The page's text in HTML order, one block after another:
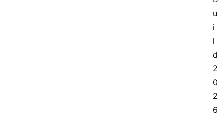
u
i
l
d
2
0
2
6